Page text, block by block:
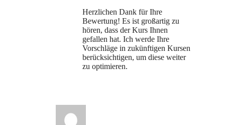
Herzlichen Dank für Ihre
Bewertung! Es ist großartig zu
hören, dass der Kurs Ihnen
gefallen hat. Ich werde Ihre
Vorschläge in zukünftigen Kursen
berücksichtigen, um diese weiter
zu optimieren.